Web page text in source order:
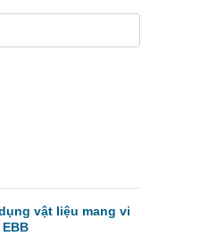
vật liệu mang vi